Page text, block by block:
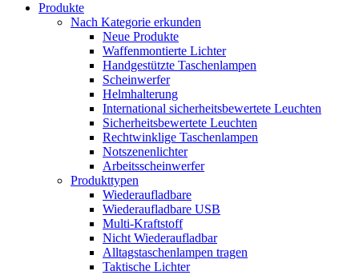
Produkte
Nach Kategorie erkunden
Neue Produkte
Waffenmontierte Lichter
Handgestützte Taschenlampen
Scheinwerfer
Helmhalterung
International sicherheitsbewertete Leuchten
Sicherheitsbewertete Leuchten
Rechtwinklige Taschenlampen
Notszenenlichter
Arbeitsscheinwerfer
Produkttypen
Wiederaufladbare
Wiederaufladbare USB
Multi-Kraftstoff
Nicht Wiederaufladbar
Alltagstaschenlampen tragen
Taktische Lichter